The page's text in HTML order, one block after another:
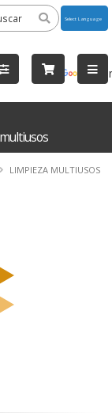
by
LIMPIEZA MULTIUSOS